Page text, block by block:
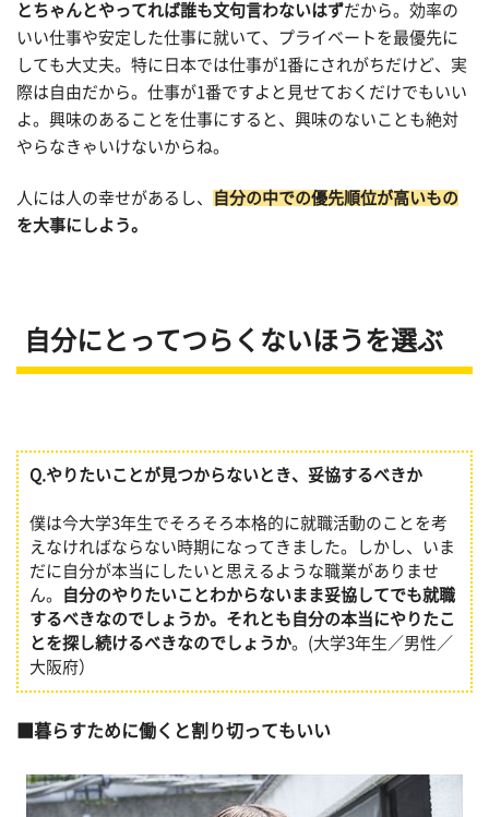
とちゃんとやってれば誰も文句言わないはずだから。効率の
いい仕事や安定した仕事に就いて、プライベートを最優先に
しても大丈夫。特に日本では仕事が1番にされがちだけど、実
際は自由だから。仕事が1番ですよと見せておくだけでもいい
よ。興味のあることを仕事にすると、興味のないことも絶対
やらなきゃいけないからね。
人には人の幸せがあるし、
自分の中での優先順位が高いもの
を大事にしよう。
自分にとってつらくないほうを選ぶ
Q.やりたいことが見つからないとき、妥協するべきか
僕は今大学3年生でそろそろ本格的に就職活動のことを考
えなければならない時期になってきました。しかし、いま
だに自分が本当にしたいと思えるような職業がありませ
ん。
自分のやりたいことわからないまま妥協してでも就職
するべきなのでしょうか。それとも自分の本当にやりたこ
とを探し続けるべきなのでしょうか。(大学3年生／男性／
大阪府）
暮らすために働くと割り切ってもいい